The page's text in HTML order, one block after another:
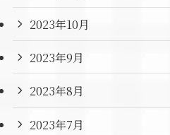
2023年10月
2023年9月
2023年8月
2023年7月